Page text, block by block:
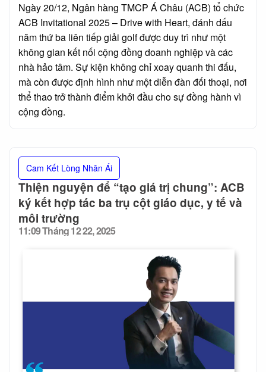
Ngày 20/12, Ngân hàng TMCP Á Châu (ACB) tổ chức
ACB Invitational 2025 – Drive with Heart, đánh dấu
năm thứ ba liên tiếp giải golf được duy trì như một
không gian kết nối cộng đồng doanh nghiệp và các
nhà hảo tâm. Sự kiện không chỉ xoay quanh thi đấu,
mà còn được định hình như một diễn đàn đối thoại, nơi
thể thao trở thành điểm khởi đầu cho sự đồng hành vì
cộng đồng.
Cam Kết Lòng Nhân Ái
Thiện nguyện để “tạo giá trị chung”: ACB
ký kết hợp tác ba trụ cột giáo dục, y tế và
môi trường
Posted
11:09 Tháng 12 22, 2025